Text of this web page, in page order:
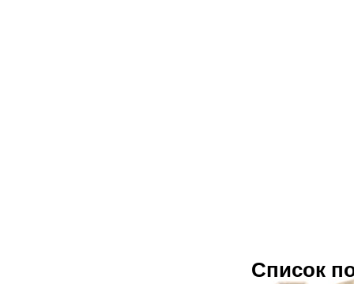
Список